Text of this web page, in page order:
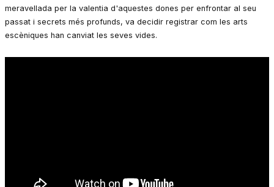
meravellada per la valentia d'aquestes dones per enfrontar al seu
passat i secrets més profunds, va decidir registrar com les arts
escèniques han canviat les seves vides.